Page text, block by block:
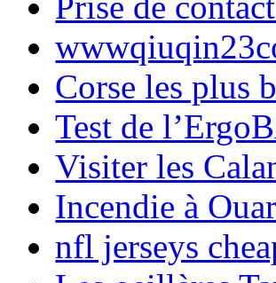
Corse les plus
Test de
Visiter les
Incendie à
nfl jerseys